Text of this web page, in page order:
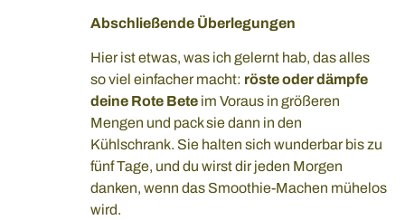
Abschließende Überlegungen
Hier ist etwas, was ich gelernt hab, das alles
so viel einfacher macht: röste oder dämpfe
deine Rote Bete im Voraus in größeren
Mengen und pack sie dann in den
Kühlschrank. Sie halten sich wunderbar bis zu
fünf Tage, und du wirst dir jeden Morgen
danken, wenn das Smoothie-Machen mühelos
wird.